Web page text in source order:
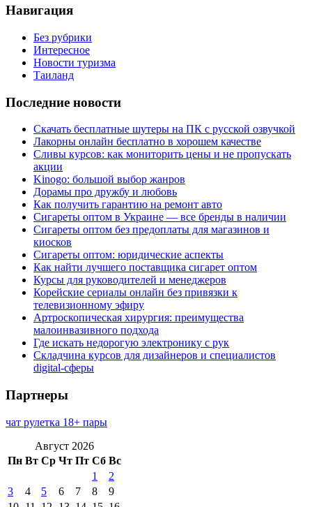
Навигация
Без рубрики
Интересное
Новости туризма
Таиланд
Последние новости
Скачать бесплатные шутеры на ПК с русской озвучкой
Лакорны онлайн бесплатно в хорошем качестве
Сливы курсов: как мониторить цены и не пропускать
акции
Kinogo: большой выбор жанров
Дорамы про дружбу и любовь
Как получить гарантию на ремонт авто
Сигареты оптом в Украине — все бренды в наличии
Сигареты оптом без предоплаты для магазинов и
киосков
Сигареты оптом: юридические аспекты
Как найти лучшего поставщика сигарет оптом
Курсы для руководителей и менеджеров
Корейские сериалы онлайн без привязки к
телевизионному эфиру
Артроскопическая хирургия: преимущества
малоинвазивного подхода
Где искать недорогую электронику с рук
Складчина курсов для дизайнеров и специалистов
digital-сферы
Партнеры
чат рулетка 18+ пары
Август 2026
Пн Вт Ср Чт Пт Сб Вс
1
2
3
4 5 6 7 8
9